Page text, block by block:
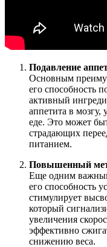
Подавление
Основным
его способность
активный
аппетита в мозгу,
еде. Это может
страдающих
питанием.
Повышенный
Еще одним
его способность
стимулирует
который
увеличения
эффективно
снижению веса.